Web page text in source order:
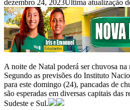
dezembro 24, 2023Última atualização
A noite de Natal poderá ser chuvosa na
Segundo as previsões do Instituto
para este domingo (24), pancadas de
são esperadas em diversas capitais das
Sudeste e Sul.